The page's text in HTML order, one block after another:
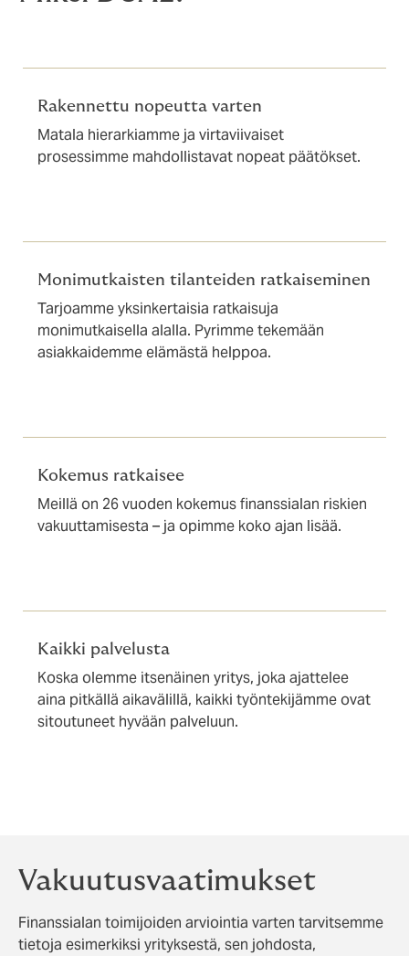
Rakennettu nopeutta varten
Matala hierarkiamme ja virtaviivaiset
prosessimme mahdollistavat nopeat päätökset.
Monimutkaisten tilanteiden ratkaiseminen
Tarjoamme yksinkertaisia ratkaisuja
monimutkaisella alalla. Pyrimme tekemään
asiakkaidemme elämästä helppoa.
Kokemus ratkaisee
Meillä on 26 vuoden kokemus finanssialan riskien
vakuuttamisesta – ja opimme koko ajan lisää.
Kaikki palvelusta
Koska olemme itsenäinen yritys, joka ajattelee
aina pitkällä aikavälillä, kaikki työntekijämme ovat
sitoutuneet hyvään palveluun.
Vakuutusvaatimukset
Finanssialan toimijoiden arviointia varten tarvitsemme
tietoja esimerkiksi yrityksestä, sen johdosta,